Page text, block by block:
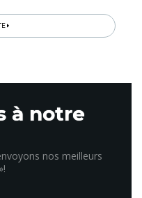
à notre
nos meilleurs